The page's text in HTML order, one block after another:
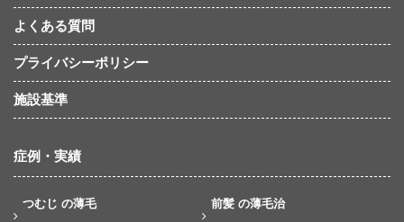
よくある質問
プライバシーポリシー
施設基準
症例・実績
つむじ の薄毛
前髪 の薄毛治